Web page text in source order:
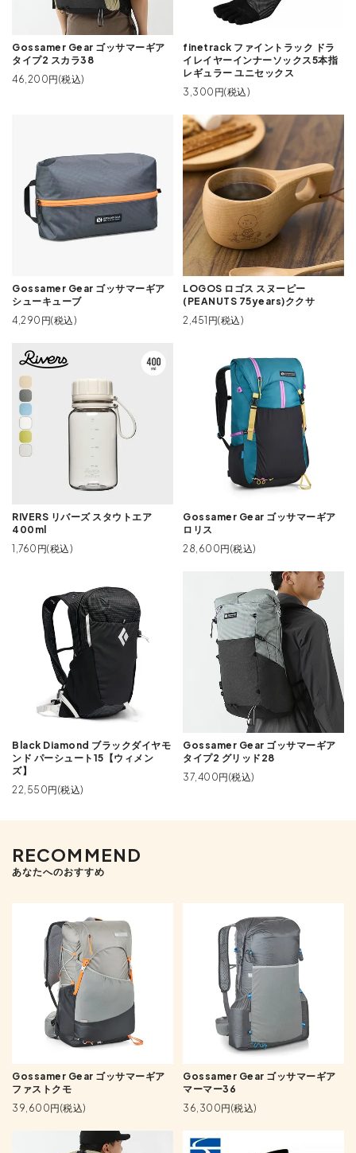
Gossamer Gear ゴッサマーギア
タイプ2 スカラ38
46,200円(税込)
finetrack ファイントラック ドラ
イレイヤーインナーソックス5本指
レギュラー ユニセックス
3,300円(税込)
Gossamer Gear ゴッサマーギア
シューキューブ
4,290円(税込)
LOGOS ロゴス スヌーピー
(PEANUTS 75years)ククサ
2,451円(税込)
RIVERS リバーズ スタウトエア
400ml
1,760円(税込)
Gossamer Gear ゴッサマーギア
ロリス
28,600円(税込)
Black Diamond ブラックダイヤモ
ンド パーシュート15【ウィメン
ズ】
22,550円(税込)
Gossamer Gear ゴッサマーギア
タイプ2 グリッド28
37,400円(税込)
RECOMMEND
あなたへのおすすめ
Gossamer Gear ゴッサマーギア
ファストクモ
39,600円(税込)
Gossamer Gear ゴッサマーギア
マーマー36
36,300円(税込)